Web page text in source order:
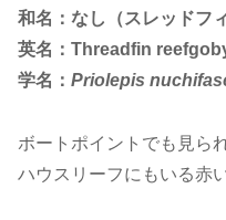
和名：なし（スレッドフ
英名：Threadfin
学名： Priolepis
ボートポイントでも見ら
ハウスリーフにもいる赤